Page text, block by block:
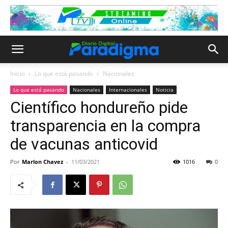
Inicio Lo que está pasando Nacionales
Lo que está pasando Nacionales Internacionales Noticia
Científico hondureño pide
transparencia en la compra
de vacunas anticovid
Por Marlon Chavez - 11/03/2021 0
1016